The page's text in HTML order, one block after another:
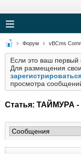
Форум vBCms
Если это ваш первый
Для размещения
просмотра
Статья: ТАЙМУРА